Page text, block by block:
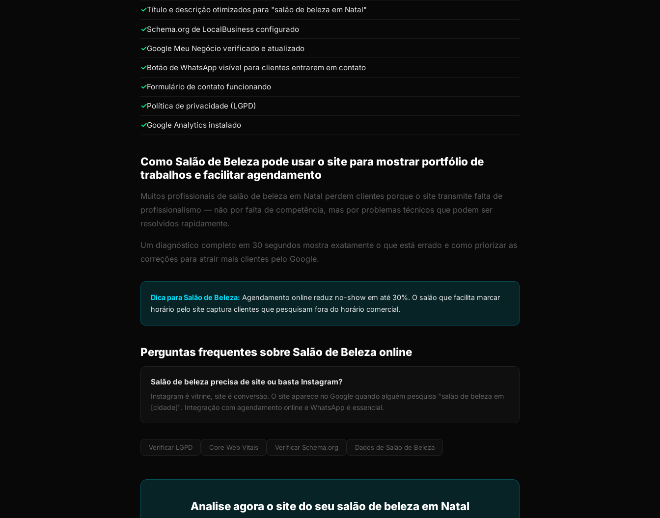
Título e descrição otimizados para "salão de beleza em Natal"
Schema.org de LocalBusiness configurado
Google Meu Negócio verificado e atualizado
Botão de WhatsApp visível para clientes entrarem em contato
Formulário de contato funcionando
Política de privacidade (LGPD)
Google Analytics instalado
Como Salão de Beleza pode usar o site para mostrar portfólio de
trabalhos e facilitar agendamento
Muitos profissionais de salão de beleza em Natal perdem clientes porque o site transmite falta de
profissionalismo — não por falta de competência, mas por problemas técnicos que podem ser
resolvidos rapidamente.
Um diagnóstico completo em 30 segundos mostra exatamente o que está errado e como priorizar as
correções para atrair mais clientes pelo Google.
Dica para Salão de Beleza: Agendamento online reduz no-show em até 30%. O salão que facilita marcar
horário pelo site captura clientes que pesquisam fora do horário comercial.
Perguntas frequentes sobre Salão de Beleza online
Salão de beleza precisa de site ou basta Instagram?
Instagram é vitrine, site é conversão. O site aparece no Google quando alguém pesquisa "salão de beleza em
[cidade]". Integração com agendamento online e WhatsApp é essencial.
Verificar LGPD Core Web Vitals Verificar Schema.org Dados de Salão de Beleza
Analise agora o site do seu salão de beleza em Natal